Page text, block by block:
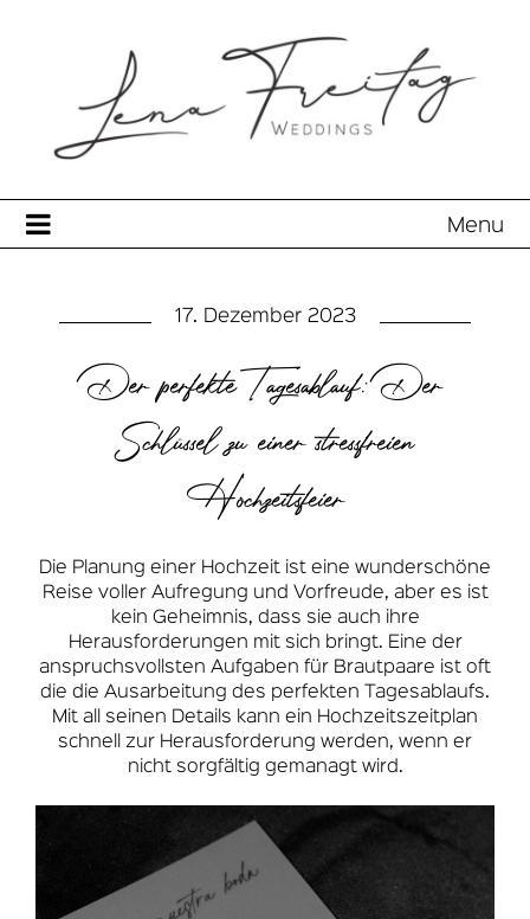
Menu
17. Dezember 2023
Der perfekte Tagesablauf: Der
Schlüssel zu einer stressfreien
Hochzeitsfeier
Die Planung einer Hochzeit ist eine wunderschöne
Reise voller Aufregung und Vorfreude, aber es ist
kein Geheimnis, dass sie auch ihre
Herausforderungen mit sich bringt. Eine der
anspruchsvollsten Aufgaben für Brautpaare ist oft
die die Ausarbeitung des perfekten Tagesablaufs.
Mit all seinen Details kann ein Hochzeitszeitplan
schnell zur Herausforderung werden, wenn er
nicht sorgfältig gemanagt wird.